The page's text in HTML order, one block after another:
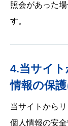
照会があった
す。
4.当サイ
情報の保
当サイトから
個人情報の安